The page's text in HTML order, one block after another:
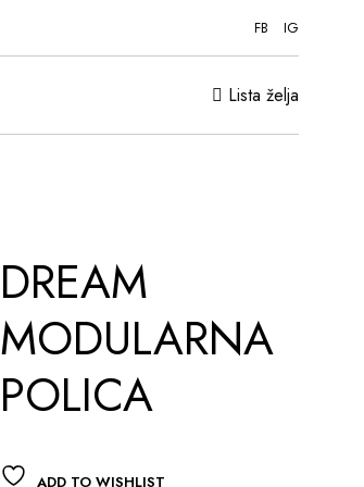
FB IG
Lista želja
DREAM
MODULARNA
POLICA
ADD TO WISHLIST